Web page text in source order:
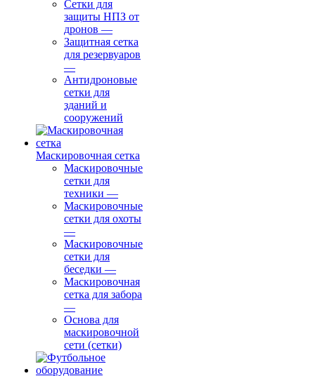
Сетки для
защиты НПЗ от
дронов —
Защитная сетка
для резервуаров
—
Антидроновые
сетки для
зданий и
сооружений
Маскировочная сетка
Маскировочные
сетки для
техники —
Маскировочные
сетки для охоты
—
Маскировочные
сетки для
беседки —
Маскировочная
сетка для забора
—
Основа для
маскировочной
сети (сетки)